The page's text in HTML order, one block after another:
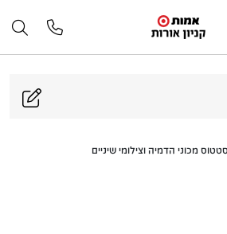
מכוני הדמיה וצילומי שיניים